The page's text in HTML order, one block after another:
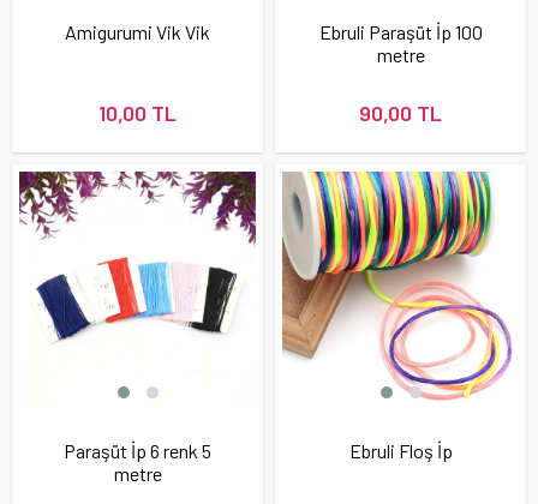
Amigurumi Vik Vik
10,00 TL
Ebruli Paraşüt İp 100
metre
90,00 TL
Paraşüt İp 6 renk 5
metre
Ebruli Floş İp